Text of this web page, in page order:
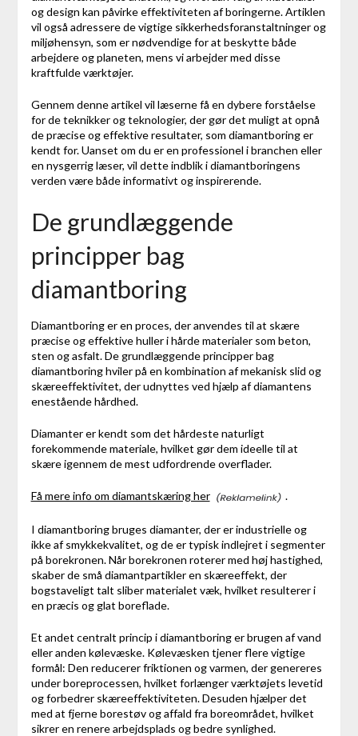
og design kan påvirke effektiviteten af boringerne. Artiklen
vil også adressere de vigtige sikkerhedsforanstaltninger og
miljøhensyn, som er nødvendige for at beskytte både
arbejdere og planeten, mens vi arbejder med disse
kraftfulde værktøjer.
Gennem denne artikel vil læserne få en dybere forståelse
for de teknikker og teknologier, der gør det muligt at opnå
de præcise og effektive resultater, som diamantboring er
kendt for. Uanset om du er en professionel i branchen eller
en nysgerrig læser, vil dette indblik i diamantboringens
verden være både informativt og inspirerende.
De grundlæggende
principper bag
diamantboring
Diamantboring er en proces, der anvendes til at skære
præcise og effektive huller i hårde materialer som beton,
sten og asfalt. De grundlæggende principper bag
diamantboring hviler på en kombination af mekanisk slid og
skæreeffektivitet, der udnyttes ved hjælp af diamantens
enestående hårdhed.
Diamanter er kendt som det hårdeste naturligt
forekommende materiale, hvilket gør dem ideelle til at
skære igennem de mest udfordrende overflader.
Få mere info om diamantskæring her .
I diamantboring bruges diamanter, der er industrielle og
ikke af smykkekvalitet, og de er typisk indlejret i segmenter
på borekronen. Når borekronen roterer med høj hastighed,
skaber de små diamantpartikler en skæreeffekt, der
bogstaveligt talt sliber materialet væk, hvilket resulterer i
en præcis og glat boreflade.
Et andet centralt princip i diamantboring er brugen af vand
eller anden kølevæske. Kølevæsken tjener flere vigtige
formål: Den reducerer friktionen og varmen, der genereres
under boreprocessen, hvilket forlænger værktøjets levetid
og forbedrer skæreeffektiviteten. Desuden hjælper det
med at fjerne borestøv og affald fra boreområdet, hvilket
sikrer en renere arbejdsplads og bedre synlighed.